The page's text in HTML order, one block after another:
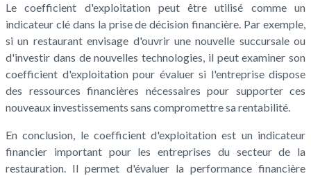
Le coefficient d'exploitation peut être utilisé comme un
indicateur clé dans la prise de décision financière. Par exemple,
si un restaurant envisage d'ouvrir une nouvelle succursale ou
d'investir dans de nouvelles technologies, il peut examiner son
coefficient d'exploitation pour évaluer si l'entreprise dispose
des ressources financières nécessaires pour supporter ces
nouveaux investissements sans compromettre sa rentabilité.
En conclusion, le coefficient d'exploitation est un indicateur
financier important pour les entreprises du secteur de la
restauration. Il permet d'évaluer la performance financière